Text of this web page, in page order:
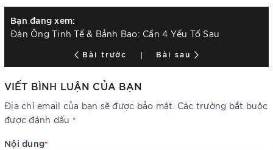
Bạn đang xem:
Đàn Ông Tinh Tế & Bảnh Bao: Cần 4 Yếu Tố Sau
Bài trước Bài sau
VIẾT BÌNH LUẬN CỦA BẠN
Địa chỉ email của bạn sẽ được bảo mật. Các trường bắt buộc
được đánh dấu *
Nội dung*